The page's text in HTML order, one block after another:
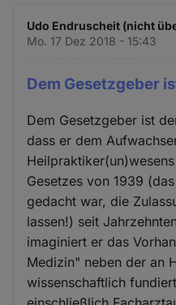
Udo Endruscheit (nicht
Mo. 17 Dez 2018 - 15:43
Dem Gesetzgeber
Dem Gesetzgeber ist
dass er dem
Gesetzes von 1939
gedacht war, die
lassen!) seit
imaginiert er das
Medizin" neben der an
wissenschaftlich